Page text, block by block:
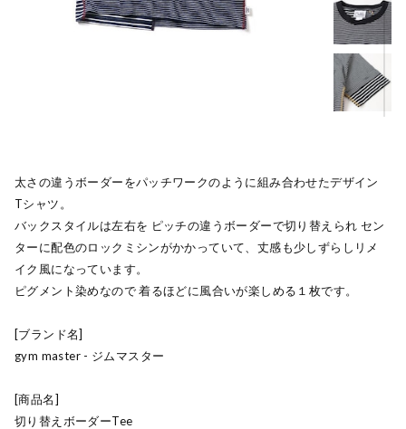
太さの違うボーダーをパッチワークのように組み合わせたデザイン
Tシャツ。
バックスタイルは左右を ピッチの違うボーダーで切り替えられ セン
ターに配色のロックミシンがかかっていて、丈感も少しずらしリメ
イク風になっています。
ピグメント染めなので 着るほどに風合いが楽しめる１枚です。
[ブランド名]
gym master - ジムマスター
[商品名]
切り替えボーダーTee